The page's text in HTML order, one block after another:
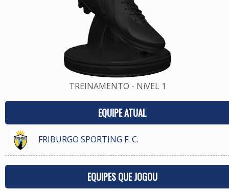
TREINAMENTO - NíVEL 1
EQUIPE ATUAL
FRIBURGO SPORTING F. C.
EQUIPES QUE JOGOU